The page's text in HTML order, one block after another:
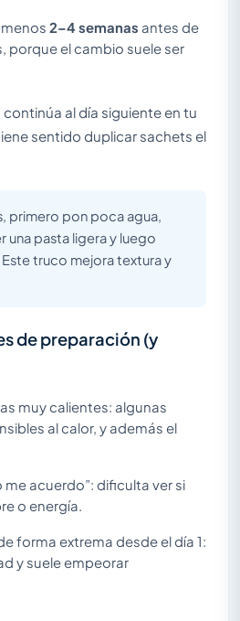
2–4 semanas antes de
porque el cambio suele ser
continúa al día siguiente en tu
sentido duplicar sachets el
primero pon poca agua,
una pasta ligera y luego
truco mejora textura y
de preparación (y
muy calientes: algunas
al calor, y además el
me acuerdo”: dificulta ver si
o energía.
forma extrema desde el día 1:
y suele empeorar